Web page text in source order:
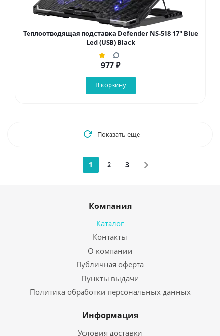
Теплоотводящая подставка Defender NS-518 17" Blue
Led (USB) Black
977₽
В корзину
Показать еще
1 2 3
Компания
Каталог
Контакты
О компании
Публичная оферта
Пункты выдачи
Политика обработки персональных данных
Информация
Условия доставки